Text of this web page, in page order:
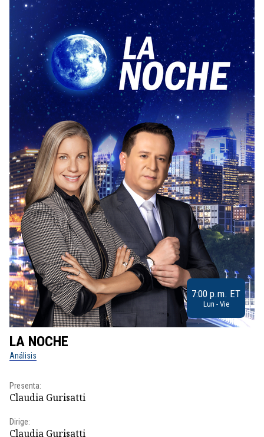
7:00 p.m. ET
Lun - Vie
LA NOCHE
Análisis
Presenta:
Claudia Gurisatti
Dirige:
Claudia Gurisatti